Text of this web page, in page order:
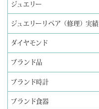
ジュエリー
ジュエリーリペア（修理）実績
ダイヤモンド
ブランド品
ブランド時計
ブランド食器